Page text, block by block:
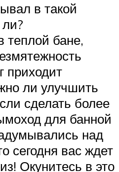
в такой
теплой бане,
приходит
ли улучшить
сделать более
для банной
над
сегодня вас ждет
Окунитесь в это